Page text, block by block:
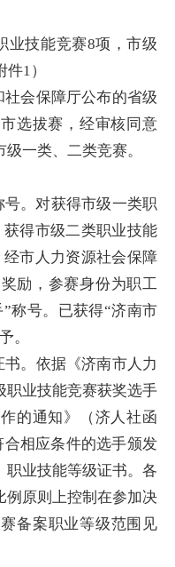
业技能竞赛8项，市级
1）
社会保障厅公布的省级
选拔赛，经审核同意
一类、二类竞赛。
号。对获得市级一类职
得市级二类职业技能
市人力资源社会保障
励，参赛身份为职工
称号。已获得“济南市
。
书。依据《济南市人力
职业技能竞赛获奖选手
的通知》（济人社函
合相应条件的选手颁发
职业技能等级证书。各
例原则上控制在参加决
备案职业等级范围见